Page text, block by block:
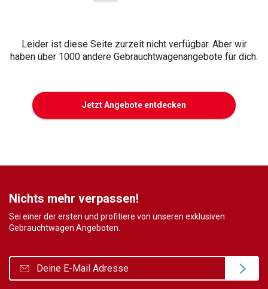
Leider ist diese Seite zurzeit nicht verfügbar. Aber wir
haben über 1000 andere Gebrauchtwagenangebote für dich.
Jetzt Angebote entdecken
Nichts mehr verpassen!
Sei einer der ersten und profitiere von unseren exklusiven
Gebrauchtwagen Angeboten.